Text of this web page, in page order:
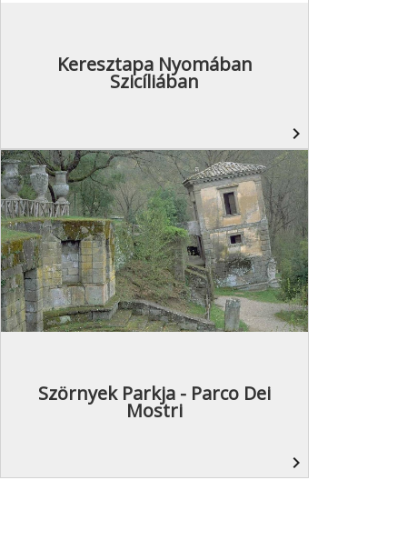
Keresztapa Nyomában
Szicíliában
navigate_next
Szörnyek Parkja - Parco Dei
Mostri
navigate_next